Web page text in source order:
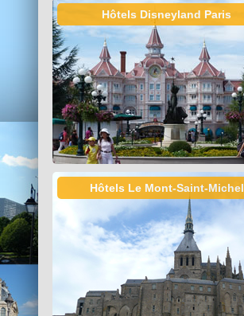
Hôtels Disneyland Paris
Hôtels Le Mont-Saint-Michel